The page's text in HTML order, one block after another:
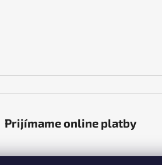
Prijímame online platby